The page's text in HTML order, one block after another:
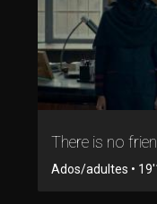
There is no
Ados/adultes •